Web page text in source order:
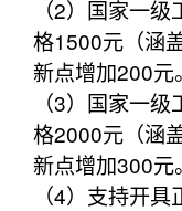
（2）国家一
格1500元（涵
新点增加200元。
（3）国家一
格2000元（涵
新点增加300元。
（4）支持开具